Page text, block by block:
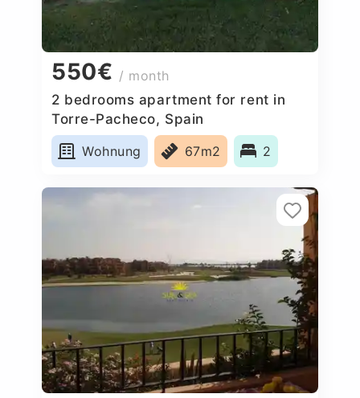
550€ / month
2 bedrooms apartment for rent in
Torre-Pacheco, Spain
Wohnung
67m2 2